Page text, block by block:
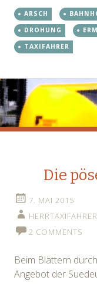
ARSCH
DROHUNG
TAXIFAHRER
Die
7. MAI 2015
HERRTAXIFAHRER
2 COMMENTS
Beim Blättern
Angebot der